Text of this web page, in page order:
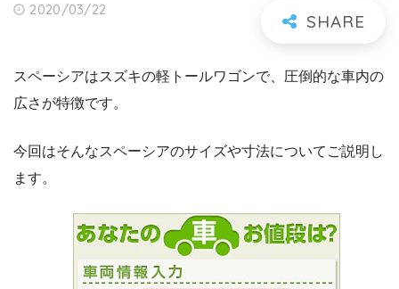
2020/03/22
スペーシアはスズキの軽トールワゴンで、圧倒的な車内の
広さが特徴です。
今回はそんなスペーシアのサイズや寸法についてご説明し
ます。